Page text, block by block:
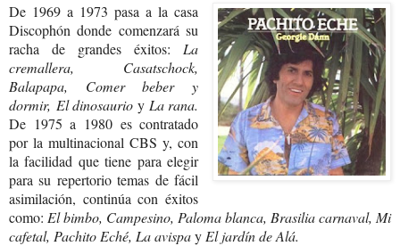
De 1969 a 1973 pasa a la casa
Discophón donde comenzará su
racha de grandes éxitos: La
cremallera, Casatschock,
Balapapa, Comer beber y
dormir, El dinosaurio y La rana.
De 1975 a 1980 es contratado
por la multinacional CBS y, con
la facilidad que tiene para elegir
para su repertorio temas de fácil
asimilación, continúa con éxitos
como: El bimbo, Campesino, Paloma blanca, Brasilia carnaval, Mi
cafetal, Pachito Eché, La avispay El jardín de Alá.